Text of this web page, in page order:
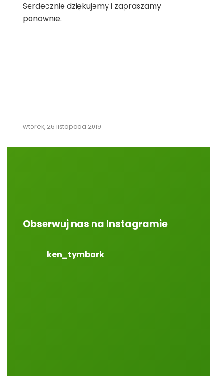
Serdecznie dziękujemy i zapraszamy
ponownie.
wtorek, 26 listopada 2019
Obserwuj nas na Instagramie
ken_tymbark